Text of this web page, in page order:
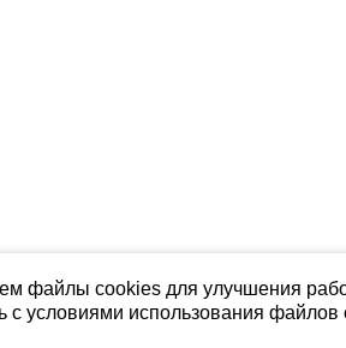
файлы cookies для улучшения
с условиями использования файлов